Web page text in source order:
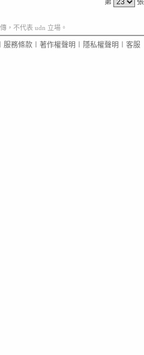
第
，不代表 udn 立場。
服務條款 著作權聲明 隱私權聲明 客服